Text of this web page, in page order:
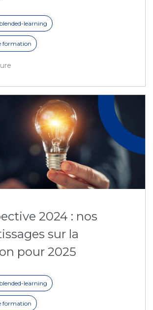
learning
formation
2024 : nos
sur la
pour 2025
learning
formation